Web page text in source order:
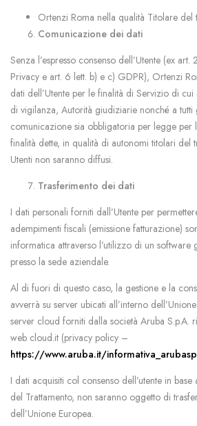
Ortenzi Roma nella qualità Titolare del
Comunicazione dei dati
Senza l’espresso consenso dell’Utente (ex
Privacy e art. 6 lett. b) e c) GDPR), Ortenzi
dati dell’Utente per le finalità di Servizio di cui
di vigilanza, Autorità giudiziarie nonché a
comunicazione sia obbligatoria per legge per
finalità dette, in qualità di autonomi titolari del
Utenti non saranno diffusi.
Trasferimento dei dati
I dati personali forniti dall’Utente per
adempimenti fiscali (emissione fatturazione)
informatica attraverso l’utilizzo di un software
presso la sede aziendale.
Al di fuori di questo caso, la gestione e la
avverrà su server ubicati all’interno
server cloud forniti dalla società Aruba S.p.A.
web cloud.it (privacy policy –
https://www.aruba.it/
I dati acquisiti col consenso dell’utente in
del Trattamento, non saranno oggetto di
dell’Unione Europea.